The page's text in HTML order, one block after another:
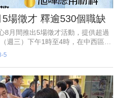
場徵才 釋逾530個職缺
8月間推出5場徵才活動，提供超過
週三）下午1時至4時，在中西區公
福就業」父親節徵才活動，邀集9
歷，共釋出250個工作機會。
5